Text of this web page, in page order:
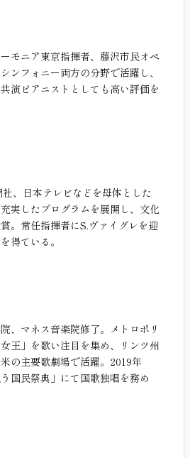
モニア東京指揮者、藤沢市民オペ
ンフォニー両方の分野で活躍し、
演ピアニストとしても高い評価を
、日本テレビなどを母体とした
実したプログラムを展開し、文化
。常任指揮者にS.ヴァイグレを迎
得ている。
、マネス音楽院修了。メトロポリ
王」を歌い注目を集め、リンツ州
の主要歌劇場で活躍。2019年
国民祭典」にて国歌独唱を務め